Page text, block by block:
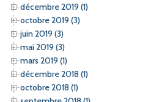
décembre 2019 (1)
octobre 2019 (3)
juin 2019 (3)
mai 2019 (3)
mars 2019 (1)
décembre 2018 (1)
octobre 2018 (1)